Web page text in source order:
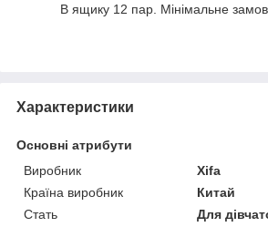
В ящику 12 пар. Мінімальне
Характеристики
Основні атрибути
Виробник
Xifa
Країна виробник
Китай
Стать
Для